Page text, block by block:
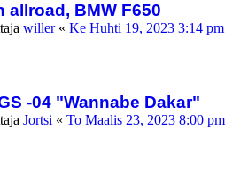
allroad, BMW F650
willer« Ke Huhti 19, 2023 3:14 pm
-04 "Wannabe Dakar"
Jortsi « To Maalis 23, 2023 8:00 pm